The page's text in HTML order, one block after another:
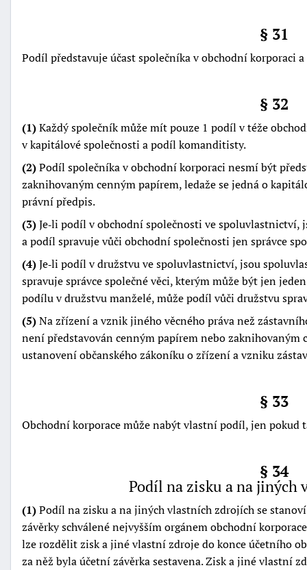
§ 31
Podíl představuje účast společníka v obchodní korporaci
§ 32
(1)Každý společník může mít pouze 1 podíl v téže
v kapitálové společnosti a podíl komanditisty.
(2)Podíl společníka v obchodní korporaci nesmí být
zaknihovaným cenným papírem, ledaže se jedná o
právní předpis.
(3)Je‑li podíl v obchodní společnosti ve
a podíl spravuje vůči obchodní společnosti jen správce
(4)Je‑li podíl v družstvu ve spoluvlastnictví, jsou
spravuje správce společné věci, kterým může být jen
podílu v družstvu manželé, může podíl vůči družstvu
(5)Na zřízení a vznik jiného věcného práva než
není představován cenným papírem nebo zaknihovaným
ustanovení občanského zákoníku o zřízení a vzniku
§ 33
Obchodní korporace může nabýt vlastní podíl, jen pokud
§ 34
Podíl na zisku a na jiných
(1)Podíl na zisku a na jiných vlastních zdrojích se
závěrky schválené nejvyšším orgánem obchodní
lze rozdělit zisk a jiné vlastní zdroje do konce účetního
za něž byla účetní závěrka sestavena. Zisk a jiné vlastní